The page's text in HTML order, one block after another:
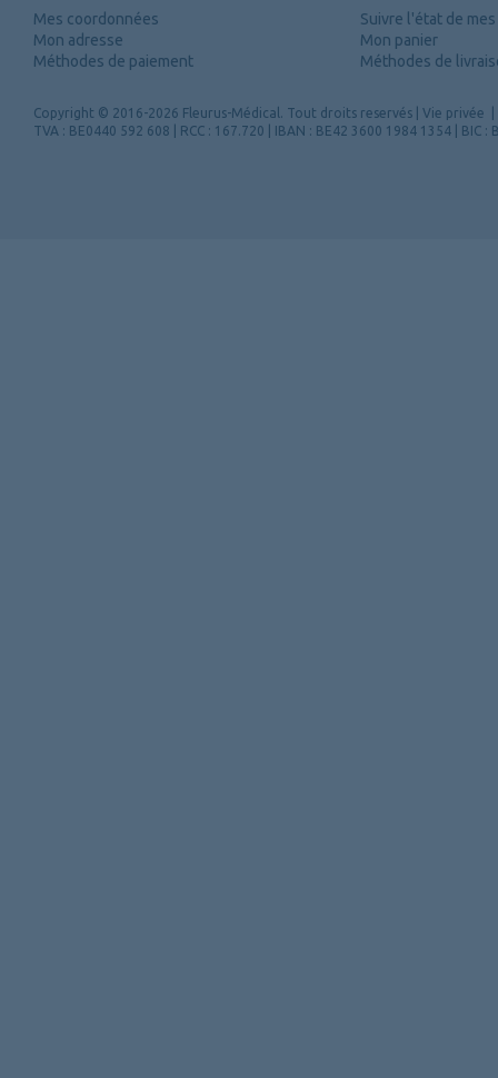
Mes coordonnées
Mon adresse
Méthodes de paiement
Suivre l'état de
Mon panier
Méthodes de
Copyright © 2016-2026 Fleurus-Médical. Tout droits reservés Vie privée
TVA : BE0440 592 608 | RCC : 167.720 | IBAN : BE42 3600 1984 1354 | BIC :